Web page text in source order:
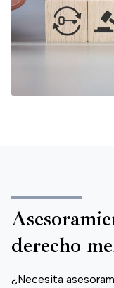
derecho
¿Necesita